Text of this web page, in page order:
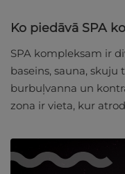
Ko piedāvā SPA
SPA kompleksam ir
baseins, sauna, skuju
burbuļvanna un
zona ir vieta, kur